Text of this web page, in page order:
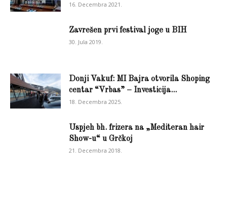
16. Decembra 2021.
Zavrešen prvi festival joge u BIH
30. Jula 2019.
Donji Vakuf: MI Bajra otvorila Shoping
centar “Vrbas” – Investicija...
18. Decembra 2025.
Uspjeh bh. frizera na „Mediteran hair
Show-u“ u Grčkoj
21. Decembra 2018.